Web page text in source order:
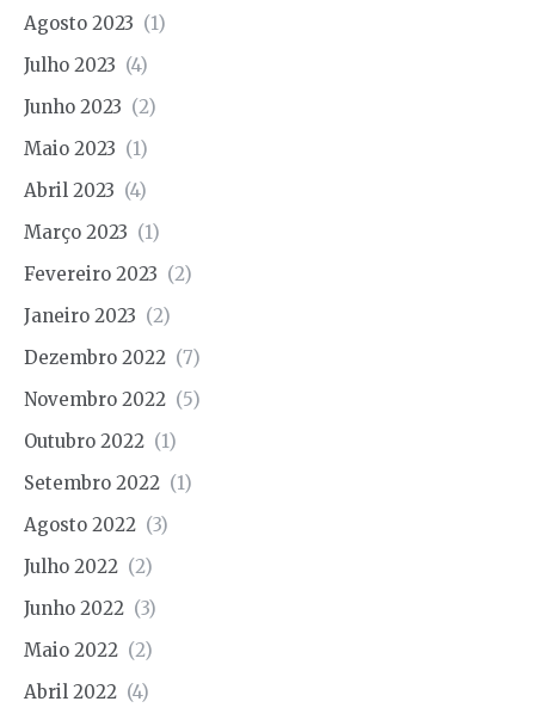
Agosto 2023 (1)
Julho 2023 (4)
Junho 2023 (2)
Maio 2023 (1)
Abril 2023 (4)
Março 2023 (1)
Fevereiro 2023 (2)
Janeiro 2023 (2)
Dezembro 2022 (7)
Novembro 2022 (5)
Outubro 2022 (1)
Setembro 2022 (1)
Agosto 2022 (3)
Julho 2022 (2)
Junho 2022 (3)
Maio 2022 (2)
Abril 2022 (4)